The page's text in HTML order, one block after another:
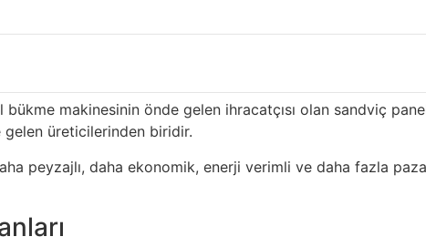
panel ve manuel bükme makinesi ve hafif çelik
bükme makinesinin önde gelen ihracatçısı olan sandviç
üreticilerinden biridir.
peyzajlı, daha ekonomik, enerji verimli ve daha fazla